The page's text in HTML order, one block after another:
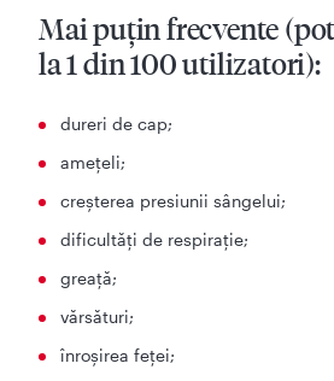
Mai puţin frecvente
la 1 din 100 utilizatori):
dureri de cap;
ameţeli;
creşterea presiunii sângelui;
dificultăţi de respiraţie;
greaţă;
vărsături;
înroşirea feţei;